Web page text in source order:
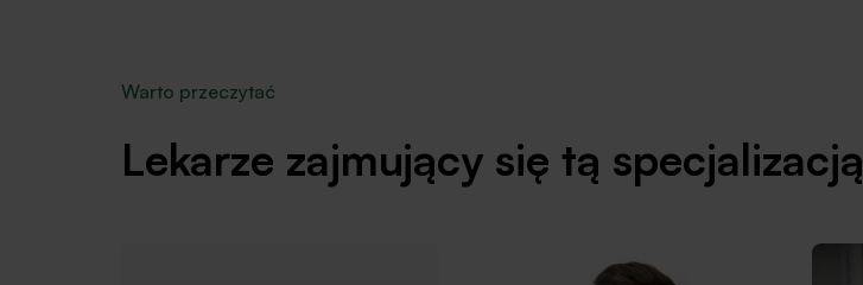
Warto przeczytać
Lekarze zajmujący się tą specjalizacją